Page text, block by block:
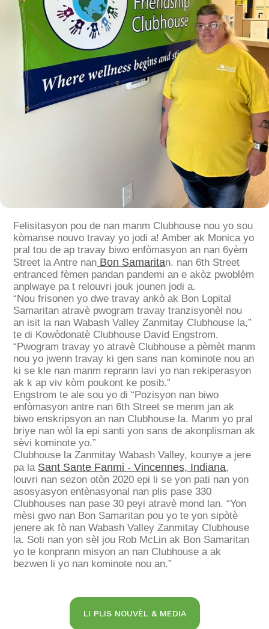
Felisitasyon pou de nan manm Clubhouse nou yo sou
kòmanse nouvo travay yo jodi a! Amber ak Monica yo
pral tou de ap travay biwo enfòmasyon an nan 6yèm
Street laAntre nan Bon Samaritan. nan 6th Street
entranced fèmen pandan pandemi an e akòz pwoblèm
anplwaye pa t relouvri jouk jounen jodi a.
“Nou frisonen yo dwe travay ankò ak Bon Lopital
Samaritan atravè pwogram travay tranzisyonèl nou
an isit la nan Wabash Valley Zanmitay Clubhouse la,”
te di Kowòdonatè Clubhouse David Engstrom.
“Pwogram travay yo atravè Clubhouse a pèmèt manm
nou yo jwenn travay ki gen sans nan kominote nou an
ki se kle nan manm reprann lavi yo nan rekiperasyon
ak k ap viv kòm poukont ke posib.”
Engstrom te ale sou yo di “Pozisyon nan biwo
enfòmasyon antre nan 6th Street se menm jan ak
biwo enskripsyon an nan Clubhouse la. Manm yo pral
briye nan wòl la epi santi yon sans de akonplisman ak
sèvi kominote yo.”
Clubhouse la Zanmitay Wabash Valley, kounye a jere
pa la Sant Sante Fanmi - Vincennes, Indiana,
louvri nan sezon otòn 2020 epi li se yon pati nan yon
asosyasyon entènasyonal nan plis pase 330
Clubhouses nan pase 30 peyi atravè mond lan. “Yon
mèsi gwo nan Bon Samaritan pou yo te yon sipòtè
jenere ak fò nan Wabash Valley Zanmitay Clubhouse
la. Soti nan yon sèl jou Rob McLin ak Bon Samaritan
yo te konprann misyon an nan Clubhouse a ak
bezwen li yo nan kominote nou an.”
LI PLIS NOUVÈL & MEDIA